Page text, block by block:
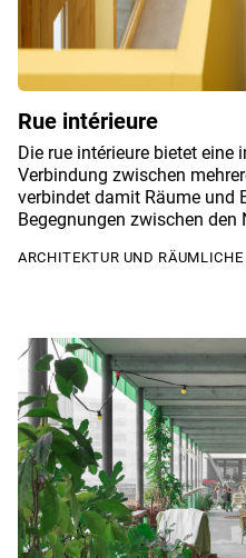
Rue intérieure
Die rue intérieure bietet eine
Verbindung zwischen
verbindet damit Räume und
Begegnungen zwischen den
ARCHITEKTUR UND RÄUMLICHE